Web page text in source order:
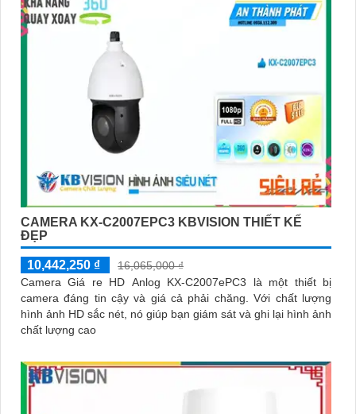
CAMERA KX-C2007EPC3 KBVISION THIẾT KẾ
ĐẸP
10,442,250 ₫
16,065,000 ₫
Camera Giá re HD Anlog KX-C2007ePC3 là một thiết bị
camera đáng tin cậy và giá cả phải chăng. Với chất lượng
hình ảnh HD sắc nét, nó giúp bạn giám sát và ghi lại hình ảnh
chất lượng cao